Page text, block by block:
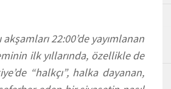
22:00’de yayımlanan
ilk yıllarında, özellikle de
“halkçı”, halka dayanan,